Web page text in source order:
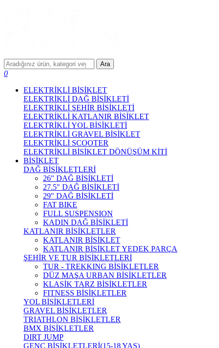
Ara
0
ELEKTRİKLİ BİSİKLET
ELEKTRİKLİ DAĞ BİSİKLETİ
ELEKTRİKLİ ŞEHİR BİSİKLETİ
ELEKTRİKLİ KATLANIR BİSİKLET
ELEKTRİKLİ YOL BİSİKLETİ
ELEKTRİKLİ GRAVEL BİSİKLET
ELEKTRİKLİ SCOOTER
ELEKTRİKLİ BİSİKLET DÖNÜŞÜM KİTİ
BİSİKLET
DAĞ BİSİKLETLERİ
26" DAĞ BİSİKLETİ
27.5" DAĞ BİSİKLETİ
29" DAĞ BİSİKLETİ
FAT BIKE
FULL SUSPENSION
KADIN DAĞ BİSİKLETİ
KATLANIR BİSİKLETLER
KATLANIR BİSİKLET
KATLANIR BİSİKLET YEDEK PARÇA
ŞEHİR VE TUR BİSİKLETLERİ
TUR - TREKKING BİSİKLETLER
DÜZ MAŞA URBAN BİSİKLETLER
KLASİK TARZ BİSİKLETLER
FITNESS BİSİKLETLER
YOL BİSİKLETLERİ
GRAVEL BİSİKLETLER
TRIATHLON BİSİKLETLER
BMX BİSİKLETLER
DIRT JUMP
GENÇ BİSİKLETLERİ(15-18 YAŞ)